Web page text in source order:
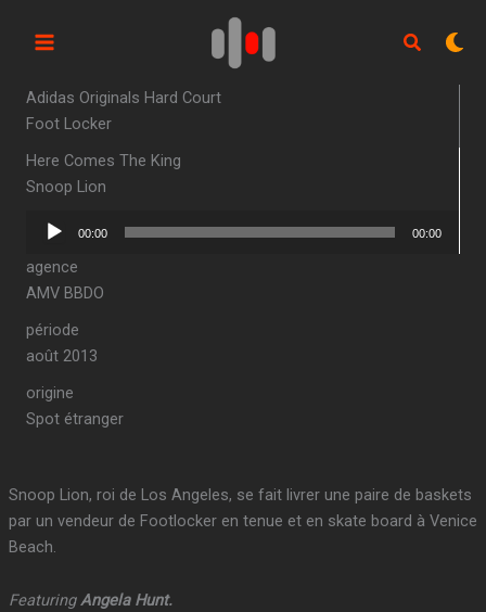
Adidas Originals Hard Court
Foot Locker
Here Comes The King
Snoop Lion
Lecteur
00:00 00:00
agence
AMV BBDO
période
août 2013
origine
Spot étranger
Snoop Lion, roi de Los Angeles, se fait livrer une paire de baskets
par un vendeur de Footlocker en tenue et en skate board à Venice
Beach.
FeaturingAngela Hunt.